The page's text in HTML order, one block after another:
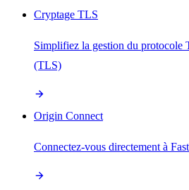
Cryptage TLS
Simplifiez la gestion du protocole
(TLS)
Origin Connect
Connectez-vous directement à